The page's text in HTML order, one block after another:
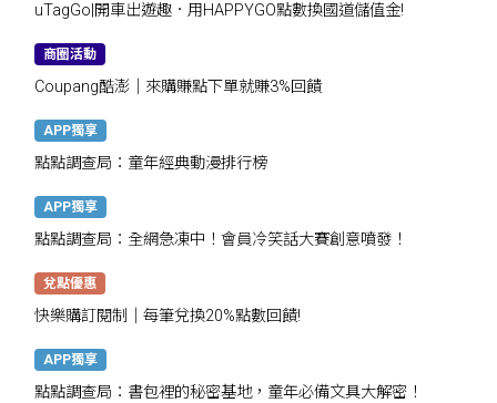
uTagGo|開車出遊趣．用HAPPYGO點數換國道儲值金!
商圈活動
Coupang酷澎｜來購賺點下單就賺3%回饋
APP獨享
點點調查局：童年經典動漫排行榜
APP獨享
點點調查局：全網急凍中！會員冷笑話大賽創意噴發！
兌點優惠
快樂購訂閱制｜每筆兌換20%點數回饋!
APP獨享
點點調查局：書包裡的秘密基地，童年必備文具大解密！